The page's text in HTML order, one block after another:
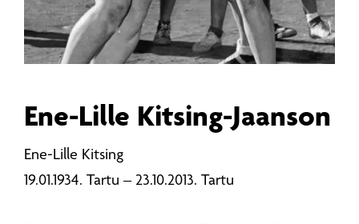
Ene-Lille Kitsing-Jaanson
Ene-Lille Kitsing
19.01.1934. Tartu – 23.10.2013. Tartu